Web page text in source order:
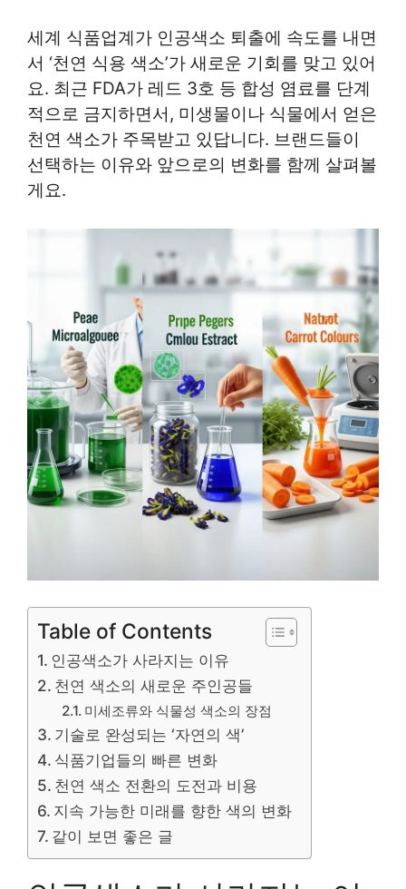
세계 식품업계가 인공색소 퇴출에 속도를 내면
서 ‘천연 식용 색소’가 새로운 기회를 맞고 있어
요. 최근 FDA가 레드 3호 등 합성 염료를 단계
적으로 금지하면서, 미생물이나 식물에서 얻은
천연 색소가 주목받고 있답니다. 브랜드들이
선택하는 이유와 앞으로의 변화를 함께 살펴볼
게요.
Table of Contents
인공색소가 사라지는 이유
천연 색소의 새로운 주인공들
미세조류와 식물성 색소의 장점
기술로 완성되는 ‘자연의 색’
식품기업들의 빠른 변화
천연 색소 전환의 도전과 비용
지속 가능한 미래를 향한 색의 변화
같이 보면 좋은 글